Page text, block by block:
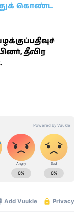
கொண்ட
தீவிர